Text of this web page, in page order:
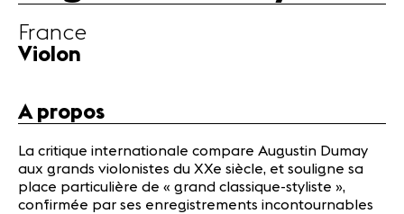
Actualités
Partenaires
Actualités
Bénévoles
Médiation
France
Violon
A propos
La critique internationale compare Augustin Dumay
aux grands violonistes du XXe siècle, et souligne sa
place particulière de « grand classique-styliste »,
confirmée par ses enregistrements incontournables